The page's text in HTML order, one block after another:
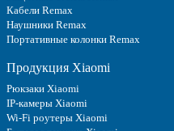
Кабели Remax
Наушники Remax
Портативные колонки Remax
Продукция Xiaomi
Рюкзаки Xiaomi
IP-камеры Xiaomi
Wi-Fi роутеры Xiaomi